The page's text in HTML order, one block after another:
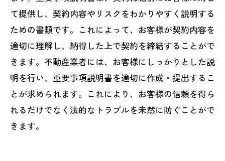
て提供し、契約内容やリスクをわかりやすく説明する
ための書類です。これによって、お客様が契約内容を
適切に理解し、納得した上で契約を締結することがで
きます。不動産業者には、お客様にしっかりとした説
明を行い、重要事項説明書を適切に作成・提出するこ
とが求められます。これにより、お客様の信頼を得ら
れるだけでなく法的なトラブルを未然に防ぐことがで
きます。